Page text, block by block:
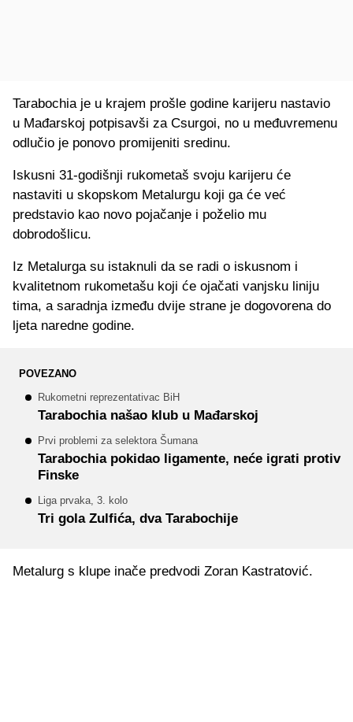
Tarabochia je u krajem prošle godine karijeru nastavio
u Mađarskoj potpisavši za Csurgoi, no u međuvremenu
odlučio je ponovo promijeniti sredinu.
Iskusni 31-godišnji rukometaš svoju karijeru će
nastaviti u skopskom Metalurgu koji ga će već
predstavio kao novo pojačanje i poželio mu
dobrodošlicu.
Iz Metalurga su istaknuli da se radi o iskusnom i
kvalitetnom rukometašu koji će ojačati vanjsku liniju
tima, a saradnja između dvije strane je dogovorena do
ljeta naredne godine.
POVEZANO
Rukometni reprezentativac BiH
Tarabochia našao klub u Mađarskoj
Prvi problemi za selektora Šumana
Tarabochia pokidao ligamente, neće igrati protiv
Finske
Liga prvaka, 3. kolo
Tri gola Zulfića, dva Tarabochije
Metalurg s klupe inače predvodi Zoran Kastratović.